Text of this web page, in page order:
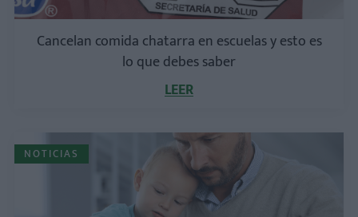
Cancelan comida chatarra en escuelas y esto es
lo que debes saber
LEER
NOTICIAS